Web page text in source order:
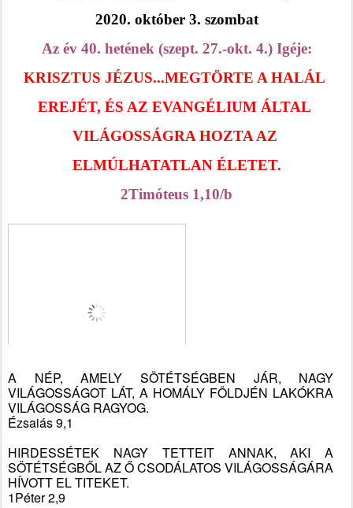
2020. október 3. szombat
Az év 40. hetének (szept. 27.-okt. 4.) Igéje:
KRISZTUS JÉZUS...MEGTÖRTE A HALÁL
EREJÉT, ÉS AZ EVANGÉLIUM ÁLTAL
VILÁGOSSÁGRA HOZTA AZ
ELMÚLHATATLAN ÉLETET.
2Timóteus 1,10/b
A NÉP, AMELY SÖTÉTSÉGBEN JÁR, NAGY
VILÁGOSSÁGOT LÁT, A HOMÁLY FÖLDJÉN LAKÓKRA
VILÁGOSSÁG RAGYOG.
Ézsaiás 9,1
HIRDESSÉTEK NAGY TETTEIT ANNAK, AKI A
SÖTÉTSÉGBŐL AZ Ő CSODÁLATOS VILÁGOSSÁGÁRA
HÍVOTT EL TITEKET.
1Péter 2,9